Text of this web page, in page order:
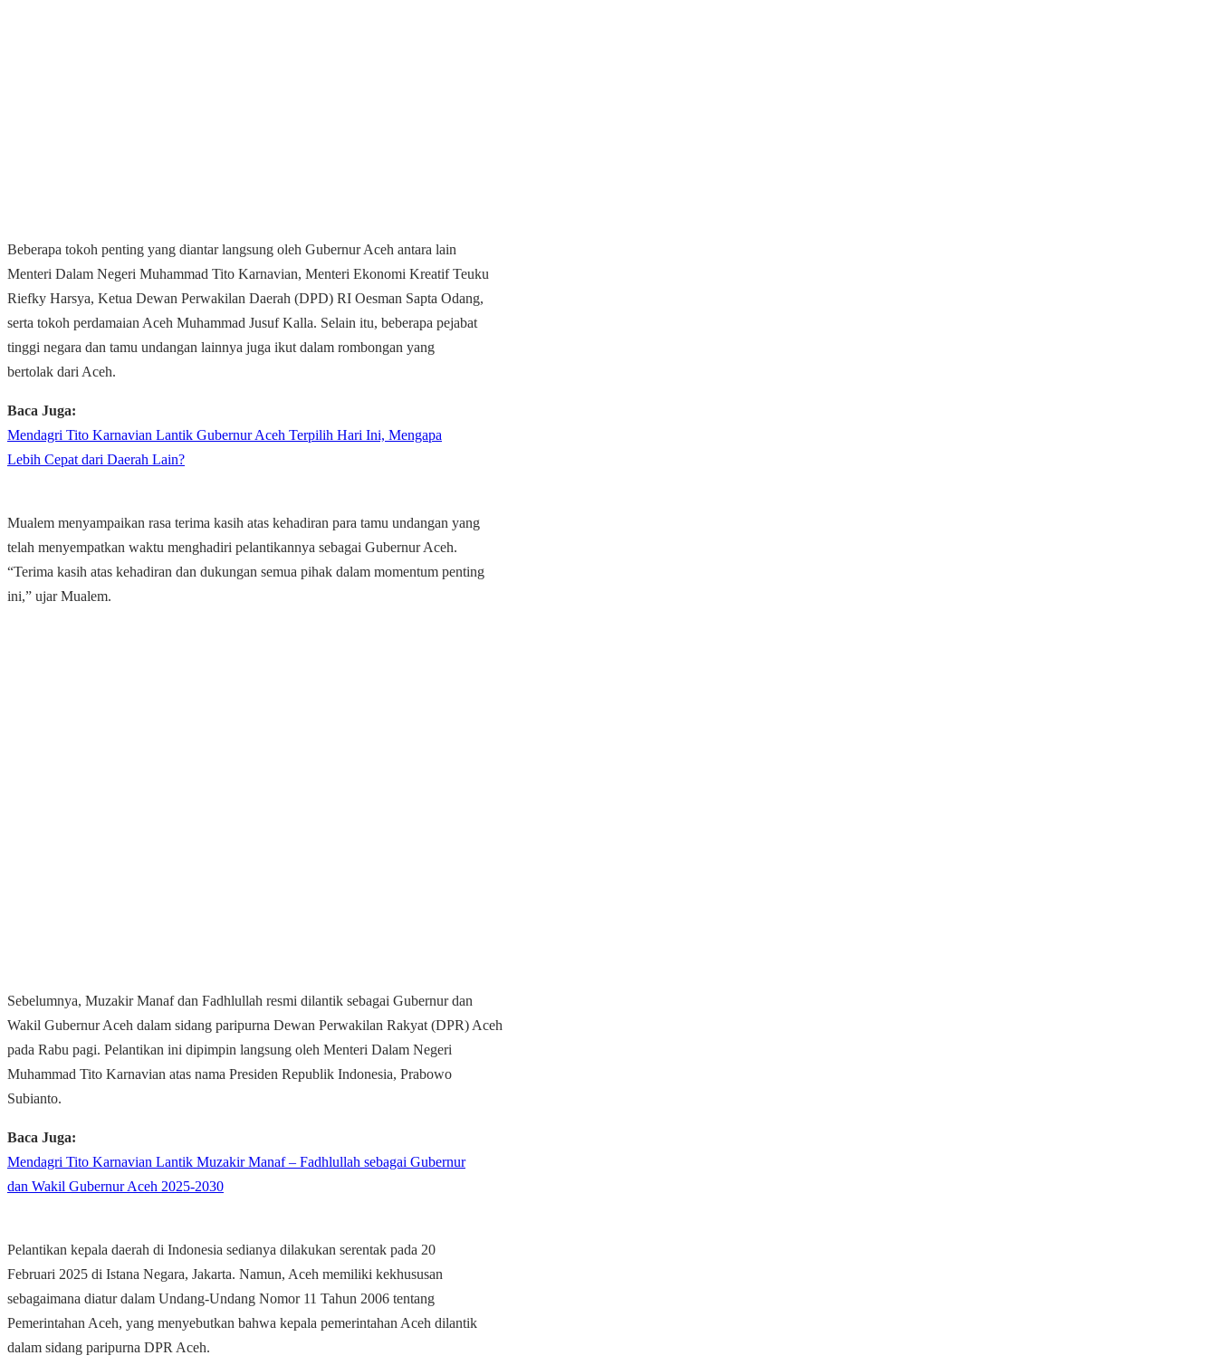
Beberapa tokoh penting yang diantar langsung oleh Gubernur Aceh antara lain
Menteri Dalam Negeri Muhammad Tito Karnavian, Menteri Ekonomi Kreatif Teuku
Riefky Harsya, Ketua Dewan Perwakilan Daerah (DPD) RI Oesman Sapta Odang,
serta tokoh perdamaian Aceh Muhammad Jusuf Kalla. Selain itu, beberapa pejabat
tinggi negara dan tamu undangan lainnya juga ikut dalam rombongan yang
bertolak dari Aceh.
Baca Juga:
Mendagri Tito Karnavian Lantik Gubernur Aceh Terpilih Hari Ini, Mengapa
Lebih Cepat dari Daerah Lain?
Mualem menyampaikan rasa terima kasih atas kehadiran para tamu undangan yang
telah menyempatkan waktu menghadiri pelantikannya sebagai Gubernur Aceh.
“Terima kasih atas kehadiran dan dukungan semua pihak dalam momentum penting
ini,” ujar Mualem.
Sebelumnya, Muzakir Manaf dan Fadhlullah resmi dilantik sebagai Gubernur dan
Wakil Gubernur Aceh dalam sidang paripurna Dewan Perwakilan Rakyat (DPR) Aceh
pada Rabu pagi. Pelantikan ini dipimpin langsung oleh Menteri Dalam Negeri
Muhammad Tito Karnavian atas nama Presiden Republik Indonesia, Prabowo
Subianto.
Baca Juga:
Mendagri Tito Karnavian Lantik Muzakir Manaf – Fadhlullah sebagai Gubernur
dan Wakil Gubernur Aceh 2025-2030
Pelantikan kepala daerah di Indonesia sedianya dilakukan serentak pada 20
Februari 2025 di Istana Negara, Jakarta. Namun, Aceh memiliki kekhususan
sebagaimana diatur dalam Undang-Undang Nomor 11 Tahun 2006 tentang
Pemerintahan Aceh, yang menyebutkan bahwa kepala pemerintahan Aceh dilantik
dalam sidang paripurna DPR Aceh.